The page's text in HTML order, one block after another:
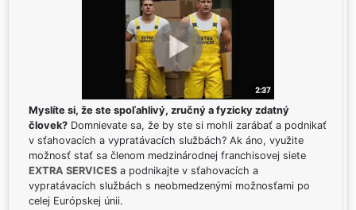
Myslíte si, že ste spoľahlivý, zručný a fyzicky zdatný
človek? Domnievate sa, že by ste si mohli zarábať a podnikať
v sťahovacích a vypratávacích službách? Ak áno, využite
možnosť stať sa členom medzinárodnej franchisovej siete
EXTRA SERVICES a podnikajte v sťahovacích a
vypratávacích službách s neobmedzenými možnosťami po
celej Európskej únii.